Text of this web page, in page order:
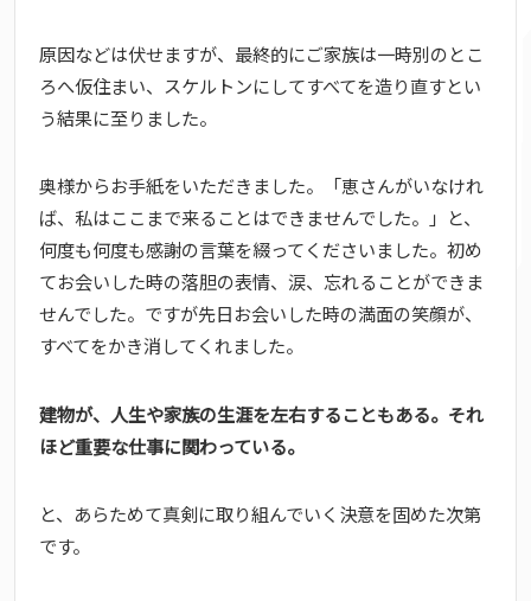
原因などは伏せますが、最終的にご家族は一時別のとこ
ろへ仮住まい、スケルトンにしてすべてを造り直すとい
う結果に至りました。
奥様からお手紙をいただきました。「恵さんがいなけれ
ば、私はここまで来ることはできませんでした。」と、
何度も何度も感謝の言葉を綴ってくださいました。初め
てお会いした時の落胆の表情、涙、忘れることができま
せんでした。ですが先日お会いした時の満面の笑顔が、
すべてをかき消してくれました。
建物が、人生や家族の生涯を左右することもある。それ
ほど重要な仕事に関わっている。
と、あらためて真剣に取り組んでいく決意を固めた次第
です。